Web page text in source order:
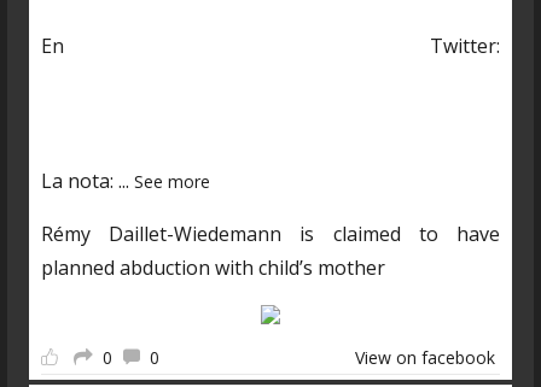
En Twitter:
La nota: ... See more
Rémy Daillet-Wiedemann is claimed to have
planned abduction with child’s mother
0 0 View on facebook